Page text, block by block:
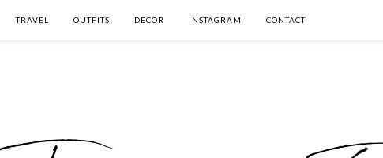
TRAVEL OUTFITS DECOR INSTAGRAM CONTACT